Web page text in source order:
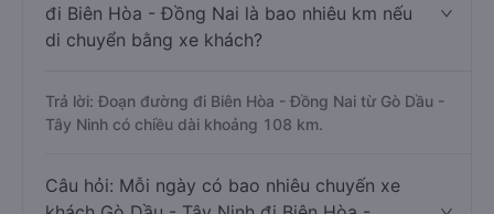
đi Biên Hòa - Đồng Nai là bao nhiêu km nếu
di chuyển bằng xe khách?
Trả lời: Đoạn đường đi Biên Hòa - Đồng Nai từ Gò Dầu -
Tây Ninh có chiều dài khoảng 108 km.
Câu hỏi: Mỗi ngày có bao nhiêu chuyến xe